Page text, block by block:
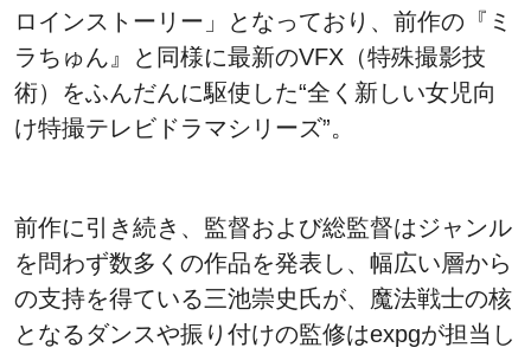
ロインストーリー」となっており、前作の『ミ
ラちゅん』と同様に最新のVFX（特殊撮影技
術）をふんだんに駆使した“全く新しい女児向
け特撮テレビドラマシリーズ”。
前作に引き続き、監督および総監督はジャンル
を問わず数多くの作品を発表し、幅広い層から
の支持を得ている三池崇史氏が、魔法戦士の核
となるダンスや振り付けの監修はexpgが担当し